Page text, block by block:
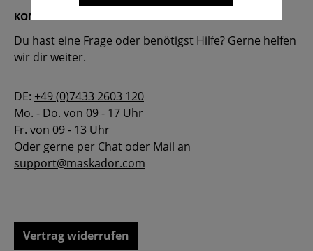
KONTAKT
Du hast eine Frage oder benötigst Hilfe? Gerne helfen
wir dir weiter.
DE: +49 (0)7433 2603 120
Mo. - Do. von 09 - 17 Uhr
Fr. von 09 - 13 Uhr
Oder gerne per Chat oder Mail an
support@maskador.com
Vertrag widerrufen